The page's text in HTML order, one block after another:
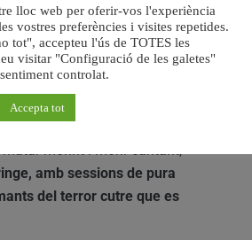
no fóra suficient en quatre.
es presenta dividida
dijous 26 és el
matar morint i morir cantant,
amb sessions de pura
del terror cutre que es
lloc web per oferir-vos l'experiència
vostres preferències i visites repetides.
tot", accepteu l'ús de TOTES les
visitar "Configuració de les galetes"
controlat.
Accepta tot